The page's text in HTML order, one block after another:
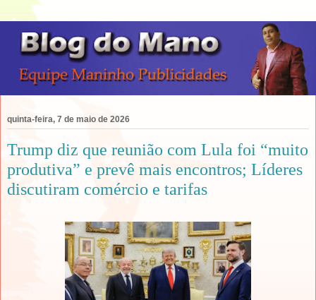
quinta-feira, 7 de maio de 2026
Trump diz que reunião com Lula foi “muito
produtiva” e prevê mais encontros; Líderes
discutiram comércio e tarifas